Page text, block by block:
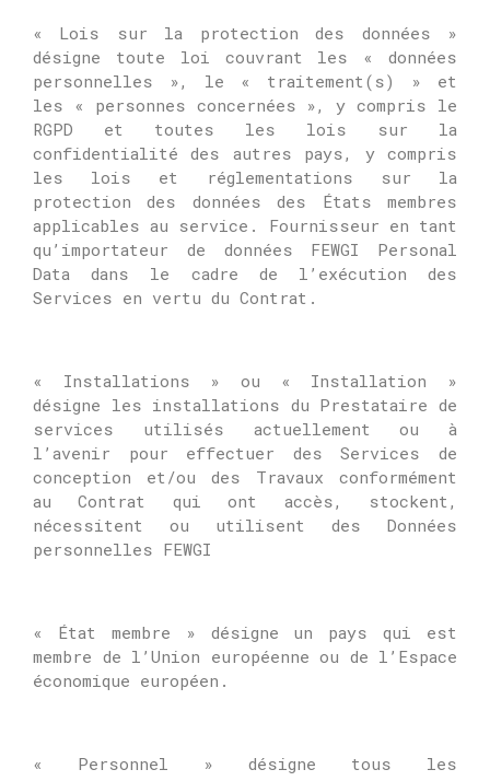
« Lois sur la protection des données »
désigne toute loi couvrant les « données
personnelles », le « traitement(s) » et
les « personnes concernées », y compris le
RGPD et toutes les lois sur la
confidentialité des autres pays, y compris
les lois et réglementations sur la
protection des données des États membres
applicables au service. Fournisseur en tant
qu’importateur de données FEWGI Personal
Data dans le cadre de l’exécution des
Services en vertu du Contrat.
« Installations » ou « Installation »
désigne les installations du Prestataire de
services utilisés actuellement ou à
l’avenir pour effectuer des Services de
conception et/ou des Travaux conformément
au Contrat qui ont accès, stockent,
nécessitent ou utilisent des Données
personnelles FEWGI
« État membre » désigne un pays qui est
membre de l’Union européenne ou de l’Espace
économique européen.
« Personnel » désigne tous les